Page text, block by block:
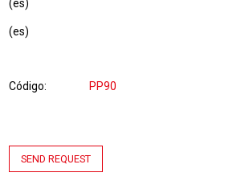
(es)
(es)
Código PP90
SEND REQUEST